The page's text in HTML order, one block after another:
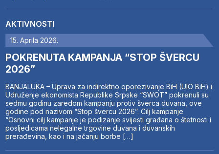
AKTIVNOSTI
15. Aprila 2026.
POKRENUTA KAMPANJA “STOP ŠVERCU
2026”
BANJALUKA – Uprava za indirektno oporezivanje BiH (UIO BiH) i
Udruženje ekonomista Republike Srpske “SWOT” pokrenuli su
sedmu godinu zaredom kampanju protiv šverca duvana, ove
godine pod nazivom “Stop švercu 2026”. Cilj kampanje
“Osnovni cilj kampanje je podizanje svijesti građana o štetnosti i
posljedicama nelegalne trgovine duvana i duvanskih
prerađevina, kao i na jačanju borbe […]